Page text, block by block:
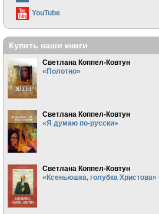
YouTube
Купить наши книги
Светлана Коппел-Ковтун
«Полотно»
Светлана Коппел-Ковтун
«Я думаю по-русски»
Светлана Коппел-Ковтун
«Ксеньюшка, голубка Христова»